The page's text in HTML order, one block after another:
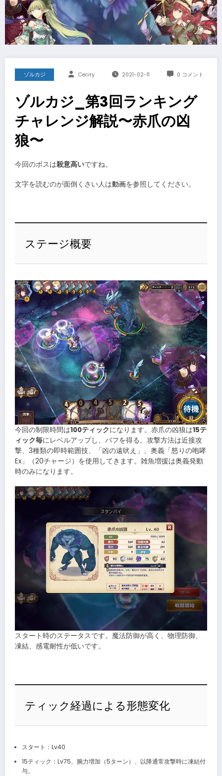
ゾルカジ Ceciry 2021-02-11 0 コメント
ゾルカジ_第3回ランキング
チャレンジ解説〜赤爪の凶
狼〜
今回のボスは殺意高いですね。
文字を読むのが面倒くさい人は動画を参照してください。
ステージ概要
今回の制限時間は100ティックになります。赤爪の凶狼は15テ
ィック毎にレベルアップし、バフを得る。攻撃方法は近接攻
撃、3種類の即時範囲技、「凶の遠吠え」、奥義「怒りの咆哮
Ex」（20チャージ）を使用してきます。雑魚増援は奥義発動
時のみになります。
スタート時のステータスです。魔法防御が高く、物理防御、
凍結、感電耐性が低いです。
ティック経過による形態変化
スタート：Lv40
15ティック：Lv75、腕力増加（5ターン）、以降通常攻撃時に凍結付
与。